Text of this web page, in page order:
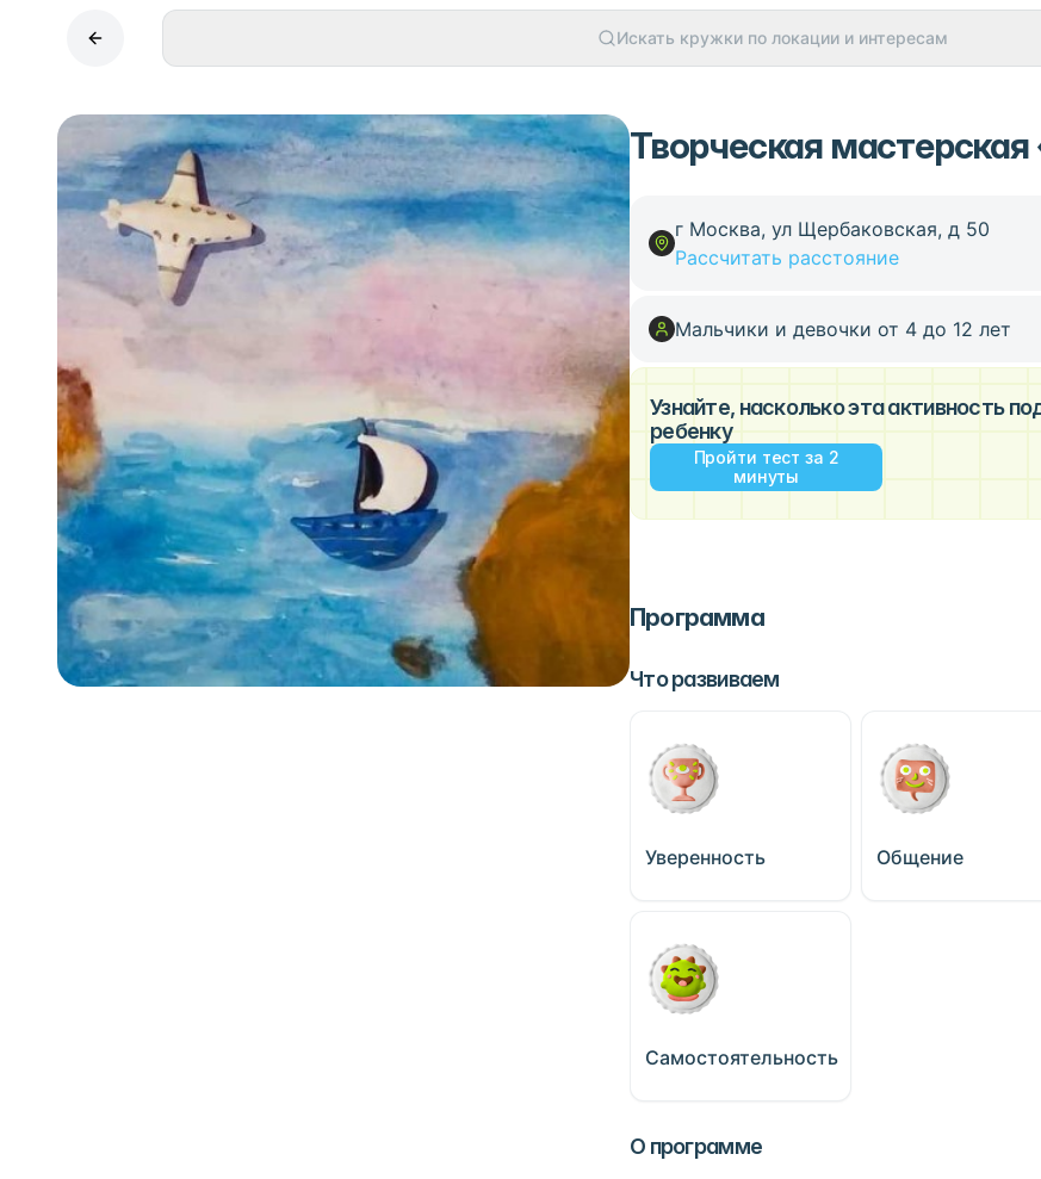
Искать кружки по локации и интересам
Творческая
г Москва, ул Щербаковская, д 50
Рассчитать расстояние
Мальчики и девочки от 4 до 12 лет
Узнайте, насколько эта активность
ребенку
Пройти тест за 2
минуты
Программа
Что развиваем
Уверенность Общение
Самостоятельность
О программе